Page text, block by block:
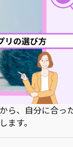
ら、自分に合っ
ます。